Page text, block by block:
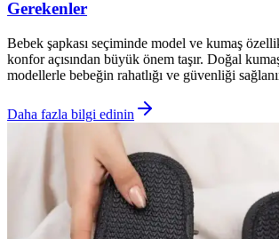
Gerekenler
Bebek şapkası seçiminde model ve kumaş
konfor açısından büyük önem taşır. Doğal
modellerle bebeğin rahatlığı ve güvenliği
Daha fazla bilgi edinin